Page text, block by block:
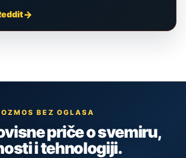
BEZ OGLASA
priče o svemiru,
i tehnologiji.